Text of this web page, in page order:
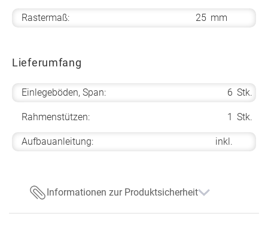
Rastermaß: 25 mm
Lieferumfang
Einlegeböden, Span: 6 Stk.
Rahmenstützen: 1 Stk.
Aufbauanleitung: inkl.
Informationen zur Produktsicherheit